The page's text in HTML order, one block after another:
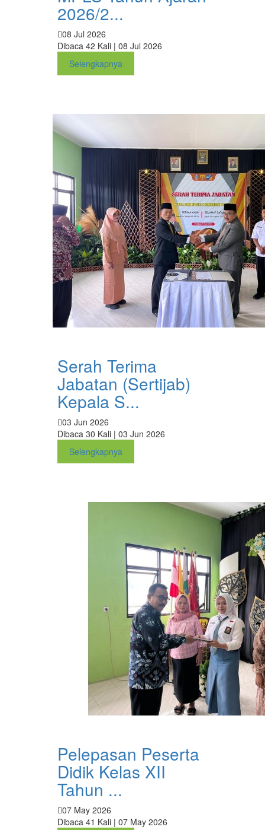
2026/2...
08 Jul 2026
Dibaca 42 Kali | 08 Jul 2026
Selengkapnya
Serah Terima
Jabatan (Sertijab)
Kepala S...
03 Jun 2026
Dibaca 30 Kali | 03 Jun 2026
Selengkapnya
Pelepasan Peserta
Didik Kelas XII
Tahun ...
07 May 2026
Dibaca 41 Kali | 07 May 2026